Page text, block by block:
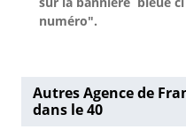
numéro".
Autres Agence de
dans le 40